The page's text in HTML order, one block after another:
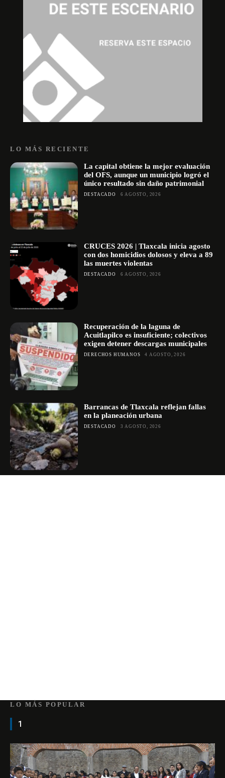
LO MÁS RECIENTE
La capital obtiene la mejor evaluación
del OFS, aunque un municipio logró el
único resultado sin daño patrimonial
DESTACADO 6 AGOSTO, 2026
CRUCES 2026 | Tlaxcala inicia agosto
con dos homicidios dolosos y eleva a 89
las muertes violentas
DESTACADO 6 AGOSTO, 2026
Recuperación de la laguna de
Acuitlapilco es insuficiente; colectivos
exigen detener descargas municipales
DERECHOS HUMANOS 4 AGOSTO, 2026
Barrancas de Tlaxcala reflejan fallas
en la planeación urbana
DESTACADO 3 AGOSTO, 2026
LO MÁS POPULAR
1